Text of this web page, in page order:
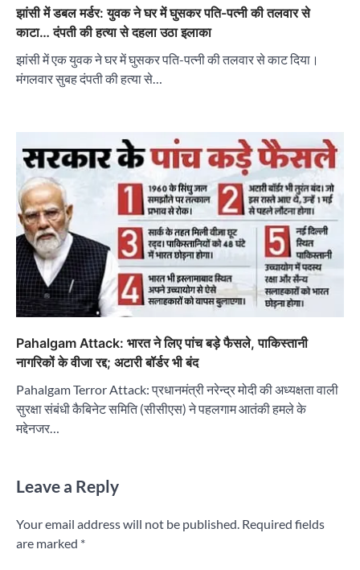
झांसी में डबल मर्डर: युवक ने घर में घुसकर पति-पत्नी की तलवार से
काटा… दंपती की हत्या से दहला उठा इलाका
झांसी में एक युवक ने घर में घुसकर पति-पत्नी की तलवार से काट दिया।
मंगलवार सुबह दंपती की हत्या से…
Pahalgam Attack: भारत ने लिए पांच बड़े फैसले, पाकिस्तानी
नागरिकों के वीजा रद्द; अटारी बॉर्डर भी बंद
Pahalgam Terror Attack: प्रधानमंत्री नरेन्द्र मोदी की अध्यक्षता वाली
सुरक्षा संबंधी कैबिनेट समिति (सीसीएस) ने पहलगाम आतंकी हमले के
मद्देनजर…
Leave a Reply
Your email address will not be published. Required fields
are marked *